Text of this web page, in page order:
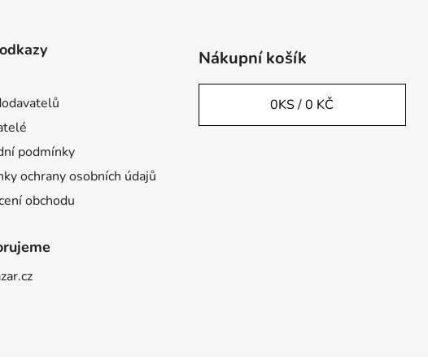
podmínky
ochrany osobních údajů
obchodu
Nákupní košík
0KS /0 KČ